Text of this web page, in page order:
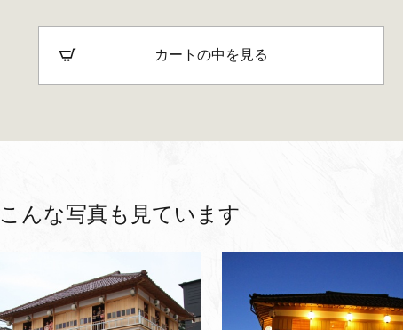
カートの中を見る
こんな写真も見ています